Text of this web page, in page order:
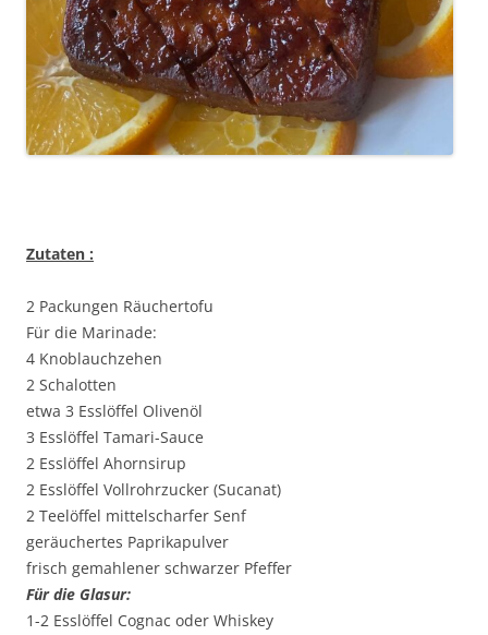
Zutaten :
2 Packungen Räuchertofu
Für die Marinade:
4 Knoblauchzehen
2 Schalotten
etwa 3 Esslöffel Olivenöl
3 Esslöffel Tamari-Sauce
2 Esslöffel Ahornsirup
2 Esslöffel Vollrohrzucker (Sucanat)
2 Teelöffel mittelscharfer Senf
geräuchertes Paprikapulver
frisch gemahlener schwarzer Pfeffer
Für die Glasur:
1-2 Esslöffel Cognac oder Whiskey